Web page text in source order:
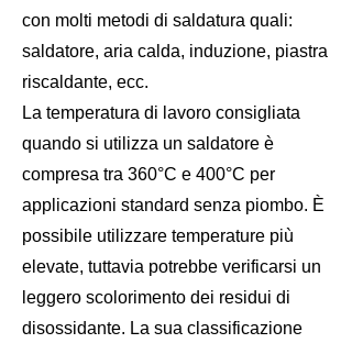
con molti metodi di saldatura quali:
saldatore, aria calda, induzione, piastra
riscaldante, ecc.
La temperatura di lavoro consigliata
quando si utilizza un saldatore è
compresa tra 360°C e 400°C per
applicazioni standard senza piombo. È
possibile utilizzare temperature più
elevate, tuttavia potrebbe verificarsi un
leggero scolorimento dei residui di
disossidante. La sua classificazione